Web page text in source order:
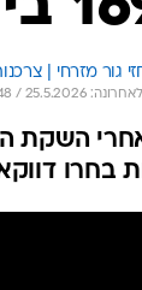
גור מזרחי |
25.5.2026 / 7:48
בחרו